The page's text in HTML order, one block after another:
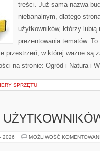
treści. Już sama nazwa
niebanalnym, dlatego
użytkowników, którzy lubią
prezentowania tematów.
przestrzeń, w której ważne są
na stronie: Ogród i Natura i
SPRZĘTU
2026 MOŻLIWOŚĆ